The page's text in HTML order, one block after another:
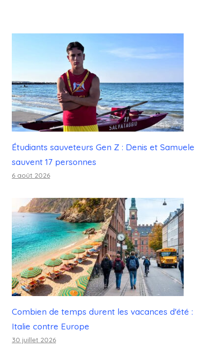
Étudiants sauveteurs Gen Z : Denis et Samuele
sauvent 17 personnes
6 août 2026
Combien de temps durent les vacances d'été :
Italie contre Europe
30 juillet 2026